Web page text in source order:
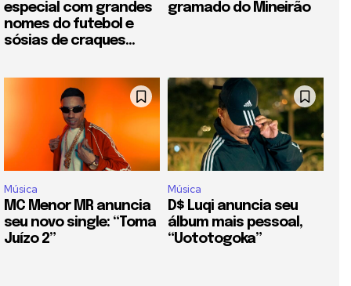
especial com grandes
nomes do futebol e
sósias de craques...
gramado do Mineirão
Música
MC Menor MR anuncia
seu novo single: “Toma
Juízo 2”
Música
D$ Luqi anuncia seu
álbum mais pessoal,
“Uototogoka”